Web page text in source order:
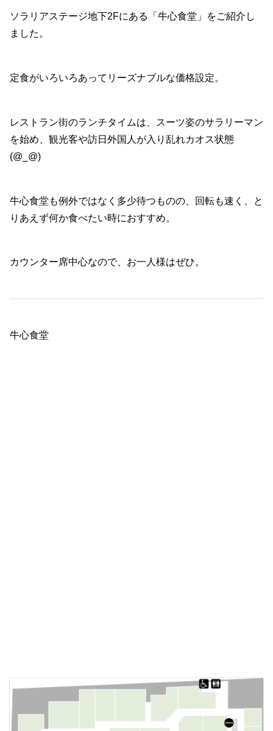
ソラリアステージ地下2Fにある「牛心食堂」をご紹介し
ました。
定食がいろいろあってリーズナブルな価格設定。
レストラン街のランチタイムは、スーツ姿のサラリーマン
を始め、観光客や訪日外国人が入り乱れカオス状態
(@_@)
牛心食堂も例外ではなく多少待つものの、回転も速く、と
りあえず何か食べたい時におすすめ。
カウンター席中心なので、お一人様はぜひ。
牛心食堂